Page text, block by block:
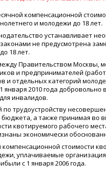
компенсационной
и молодежи до 18 лет.
устанавливает
не предусмотрена
18 лет.
Правительством
и предпринимателей (
и отдельных категорий
января 2010 года
инвалидов.
трудоустройству
а также принимая во
квотируемого рабочего
экономически
стоимости
уплачиваемые
с 1 января 2006 года.